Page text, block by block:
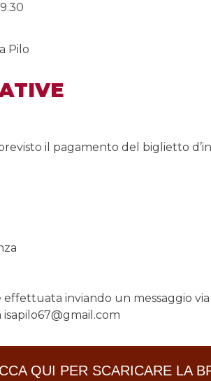
Pilo
il pagamento del biglietto
effettuata inviando un messaggio
QUI PER SCARICARE LA